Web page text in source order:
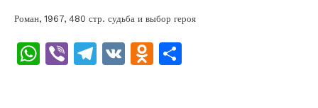
Роман, 1967, 480 стр. судьба и выбор героя
WhatsApp
ViberTelegram
VK Odnoklassniki